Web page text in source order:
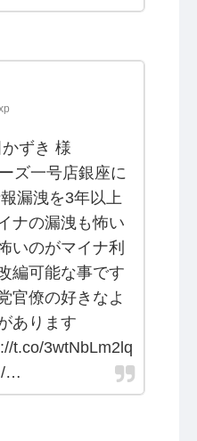
ずき 様
ズ一号店銀座に
漏洩を3年以上
ナの漏洩も怖い
いのがマイナ利
編可能な事です
官僚の好きなよ
あります
t.co/3wtNbLm2lq
…